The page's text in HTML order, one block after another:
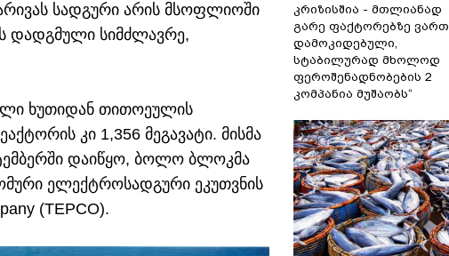
სადგური არის მსოფლიოში
დადგმული სიმძლავრე,
ხუთიდან თითოეულის
კი 1,356 მეგავატი. მისმა
დაიწყო, ბოლო ბლოკმა
ელექტროსადგური ეკუთვნის
(TEPCO).
კრიზისშია - მთლიანად
გარე ფაქტორებზე ვართ
დამოკიდებული,
სტაბილურად მხოლოდ
ფეროშენადნობების 2
კომპანია მუშაობს“